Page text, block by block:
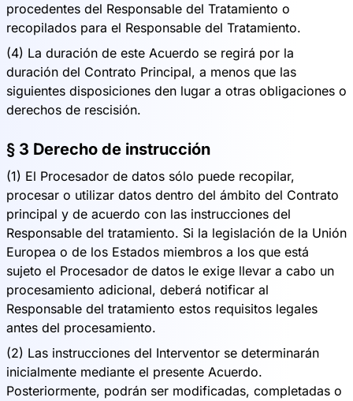
procedentes del Responsable del Tratamiento o
recopilados para el Responsable del Tratamiento.
(4) La duración de este Acuerdo se regirá por la
duración del Contrato Principal, a menos que las
siguientes disposiciones den lugar a otras obligaciones o
derechos de rescisión.
§ 3 Derecho de instrucción
(1) El Procesador de datos sólo puede recopilar,
procesar o utilizar datos dentro del ámbito del Contrato
principal y de acuerdo con las instrucciones del
Responsable del tratamiento. Si la legislación de la Unión
Europea o de los Estados miembros a los que está
sujeto el Procesador de datos le exige llevar a cabo un
procesamiento adicional, deberá notificar al
Responsable del tratamiento estos requisitos legales
antes del procesamiento.
(2) Las instrucciones del Interventor se determinarán
inicialmente mediante el presente Acuerdo.
Posteriormente, podrán ser modificadas, completadas o